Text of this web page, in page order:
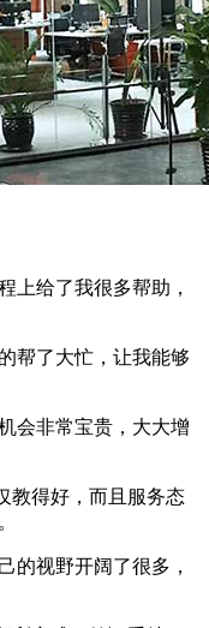
上给了我很多帮助，
帮了大忙，让我能够
会非常宝贵，大大增
教得好，而且服务态
的视野开阔了很多，